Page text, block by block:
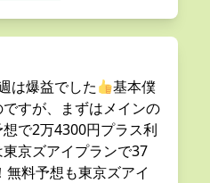
は爆益でした
基本僕
すが、まずはメインの
で2万4300円プラス利
京ズアイプランで37
料予想も東京ズアイ